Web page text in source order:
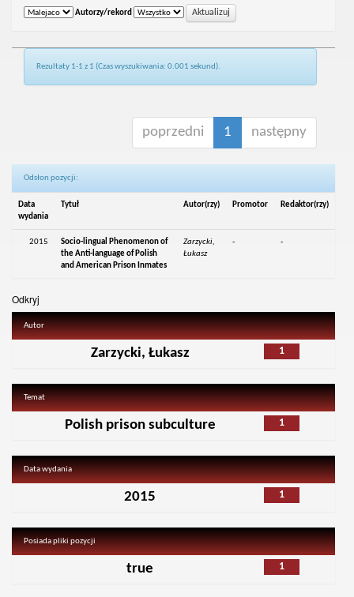
Autorzy/rekord
Rezultaty 1-1 z 1 (Czas wyszukiwania: 0.001 sekund).
poprzedni 1 następny
Odsłon pozycji:
Data
wydania
Tytuł Autor(rzy) Promotor Redaktor(rzy)
2015
Socio-lingual Phenomenon of
the Anti-language of Polish
and American Prison Inmates
Zarzycki,
Łukasz
- -
Odkryj
Autor
1
Zarzycki, Łukasz
Temat
1
Polish prison subculture
Data wydania
1
2015
Posiada pliki pozycji
1
true